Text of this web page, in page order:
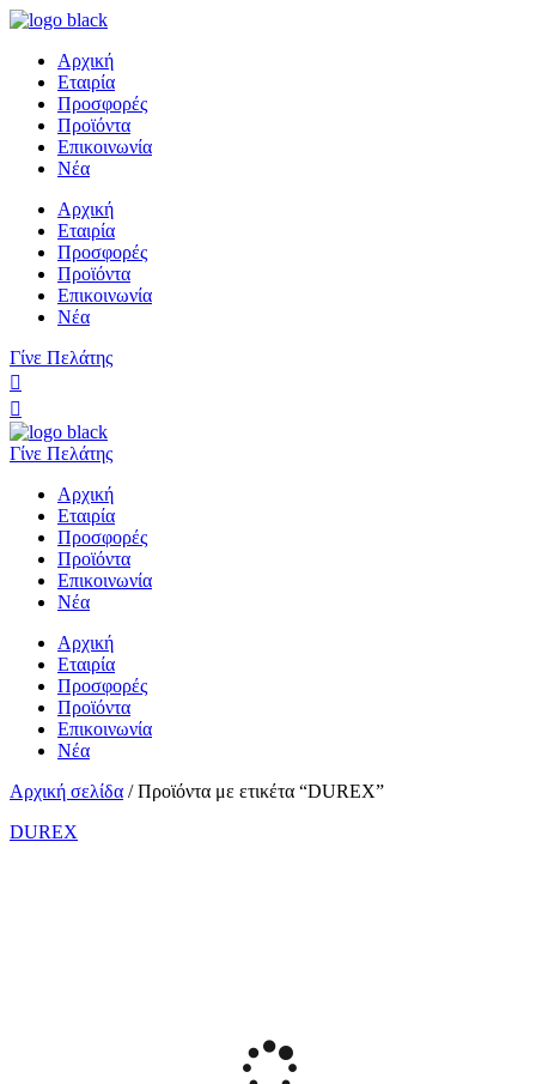
Αρχική
Εταιρία
Προσφορές
Προϊόντα
Επικοινωνία
Νέα
Αρχική
Εταιρία
Προσφορές
Προϊόντα
Επικοινωνία
Νέα
Γίνε Πελάτης
Γίνε Πελάτης
Αρχική
Εταιρία
Προσφορές
Προϊόντα
Επικοινωνία
Νέα
Αρχική
Εταιρία
Προσφορές
Προϊόντα
Επικοινωνία
Νέα
Αρχική σελίδα / Προϊόντα με ετικέτα “DUREX”
DUREX